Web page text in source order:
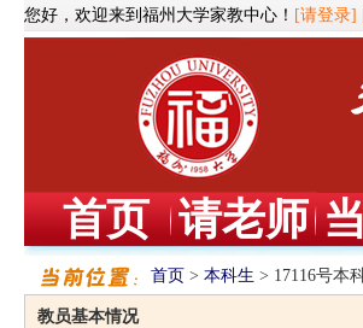
您好，欢迎来到福州大学家教中心！ [请登录]
首页 请老师
首页 > 本科生 > 17116号本
教员基本情况